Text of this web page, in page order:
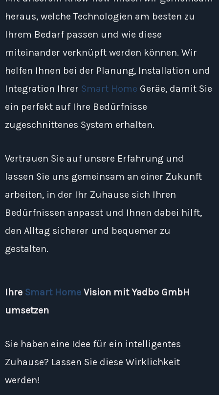
heraus, welche Technologien am besten zu
Ihrem Bedarf passen und wie diese
miteinander verknüpft werden können. Wir
helfen Ihnen bei der Planung, Installation und
Integration Ihrer Smart Home Geräe, damit Sie
ein perfekt auf Ihre Bedürfnisse
zugeschnittenes System erhalten.
Vertrauen Sie auf unsere Erfahrung und
lassen Sie uns gemeinsam an einer Zukunft
arbeiten, in der Ihr Zuhause sich Ihren
Bedürfnissen anpasst und Ihnen dabei hilft,
den Alltag sicherer und bequemer zu
gestalten.
Ihre Smart Home Vision mit Yadbo GmbH
umsetzen
Sie haben eine Idee für ein intelligentes
Zuhause? Lassen Sie diese Wirklichkeit
werden!